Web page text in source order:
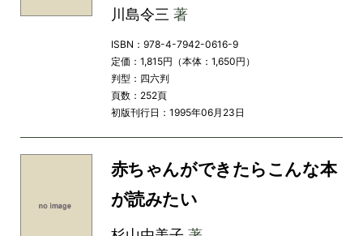
川島令三 著
ISBN：978-4-7942-0616-9
定価：1,815円（本体：1,650円）
判型：四六判
頁数：252頁
初版刊行日：1995年06月23日
赤ちゃんができたらこんな本
が読みたい